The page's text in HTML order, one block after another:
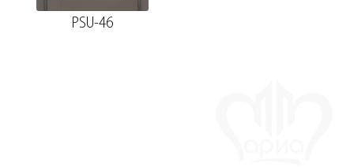
PSU-46